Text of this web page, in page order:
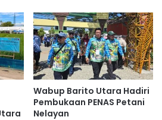
Wabup Barito Utara Hadiri
Pembukaan PENAS Petani
Nelayan